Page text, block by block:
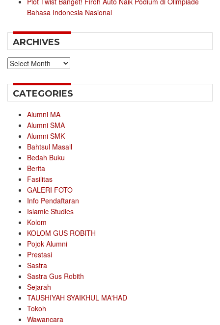
Bahasa Indonesia Nasional
ARCHIVES
Archives
CATEGORIES
Alumni MA
Alumni SMA
Alumni SMK
Bahtsul Masail
Bedah Buku
Berita
Fasilitas
GALERI FOTO
Info Pendaftaran
Islamic Studies
Kolom
KOLOM GUS ROBITH
Pojok Alumni
Prestasi
Sastra
Sastra Gus Robith
Sejarah
TAUSHIYAH SYAIKHUL MA'HAD
Tokoh
Wawancara